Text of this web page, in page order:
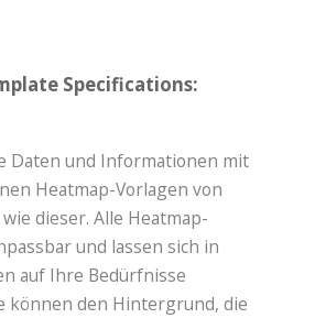
Specifications:
Daten und Informationen mit
Heatmap-Vorlagen von
dieser. Alle Heatmap-
und lassen sich in
auf Ihre Bedürfnisse
können den Hintergrund, die